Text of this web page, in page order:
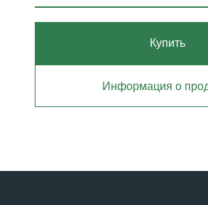
Купить
Информация о